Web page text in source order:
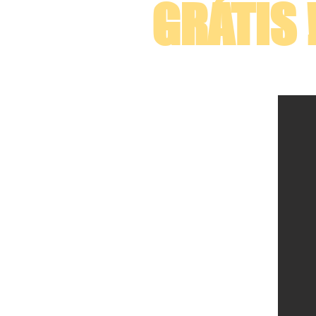
GRÁTIS